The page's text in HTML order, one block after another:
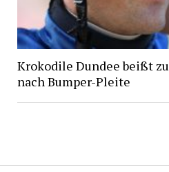
Krokodile Dundee beißt
nach Bumper-Pleite